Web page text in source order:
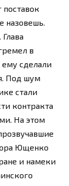
поставок
назовешь.
в
сделали
Под шум
стали
контракта
На этом
Ющенко
и намеки